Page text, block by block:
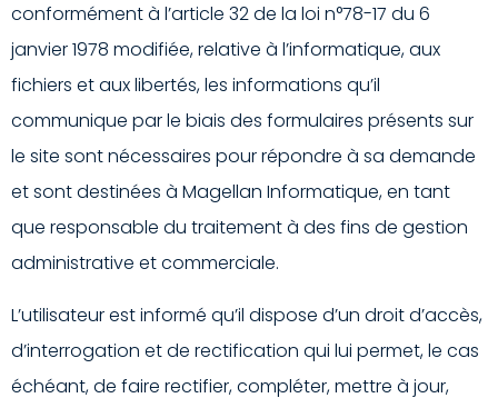
conformément à l’article 32 de la loi n°78-17 du 6
janvier 1978 modifiée, relative à l’informatique, aux
fichiers et aux libertés, les informations qu’il
communique par le biais des formulaires présents sur
le site sont nécessaires pour répondre à sa demande
et sont destinées à Magellan Informatique, en tant
que responsable du traitement à des fins de gestion
administrative et commerciale.
L’utilisateur est informé qu’il dispose d’un droit d’accès,
d’interrogation et de rectification qui lui permet, le cas
échéant, de faire rectifier, compléter, mettre à jour,